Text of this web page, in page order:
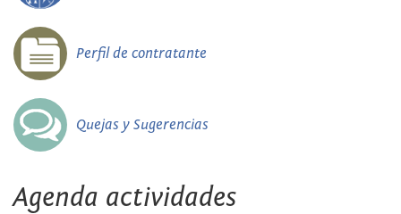
Perfil de contratante
Quejas y Sugerencias
Agenda actividades